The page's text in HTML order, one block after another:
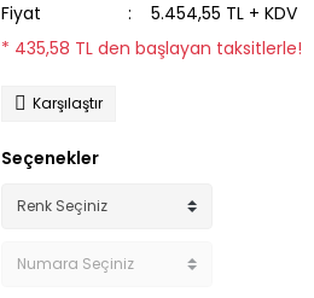
Fiyat
5.454,55 TL + KDV
* 435,58 TL den başlayan taksitlerle!
Karşılaştır
Seçenekler